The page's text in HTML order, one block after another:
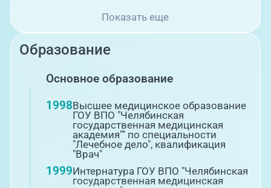
Показать еще
Образование
Основное образование
1998Высшее медицинское образование
ГОУ ВПО "Челябинская
государственная медицинская
академия"" по специальности
"Лечебное дело", квалификация
"Врач"
1999Интернатура ГОУ ВПО "Челябинская
государственная медицинская